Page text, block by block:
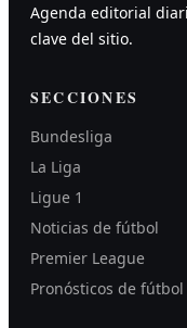
Agenda editorial
clave del sitio.
SECCIONES
Bundesliga
La Liga
Ligue 1
Noticias de fútbol
Premier League
Pronósticos de fútbol